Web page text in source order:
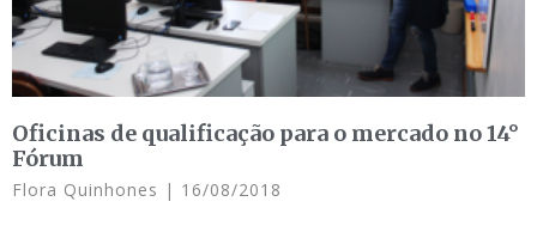
Oficinas de qualificação para o mercado no 14°
Fórum
Flora Quinhones 16/08/2018